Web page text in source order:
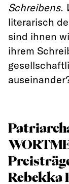
Schreibens.
literarisch
sind ihnen
ihrem
Rebekka